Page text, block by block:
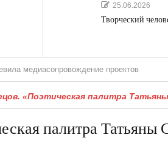
25.06.2026
Творческий
проектов
«Поэтическая палитра
палитра Татьяны